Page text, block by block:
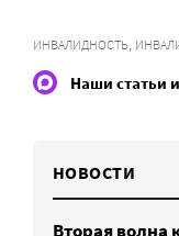
ИНВАЛИДНОСТЬ,
Наши статьи
НОВОСТИ
Вторая волна